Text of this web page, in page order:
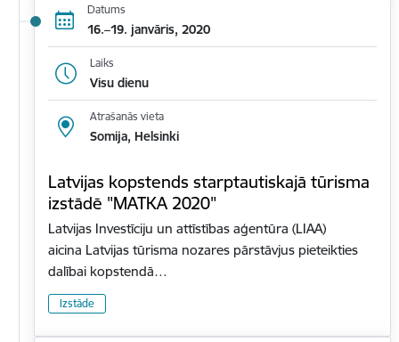
Datums
16.–19. janvāris, 2020
Laiks
Visu dienu
Atrašanās vieta
Somija, Helsinki
Latvijas kopstends starptautiskajā tūrisma
izstādē "MATKA 2020"
Latvijas Investīciju un attīstības aģentūra (LIAA)
aicina Latvijas tūrisma nozares pārstāvjus pieteikties
dalībai kopstendā…
Izstāde